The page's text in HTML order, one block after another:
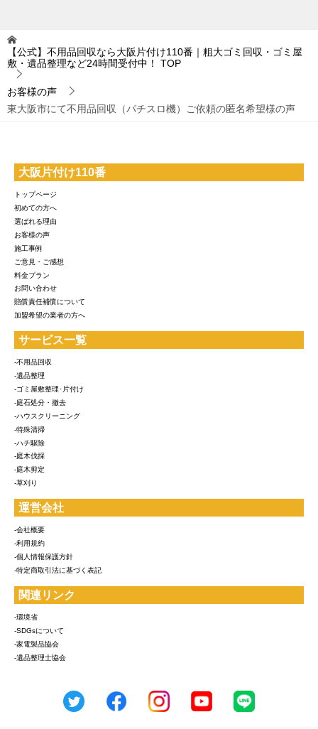
【公式】不用品回収なら大阪片付け110番｜粗大ゴミ回収・ゴミ屋
敷・遺品整理など24時間受付中！
TOP
お客様の声
東大阪市にて不用品回収（パチスロ機）ご依頼の匿名希望様の声
大阪片付け110番
トップページ
初めての方へ
選ばれる理由
お客様の声
施工事例
ご意見・ご感想
料金プラン
お問い合わせ
賠償責任補償について
加盟希望の業者の方へ
サービス一覧
-不用品回収
-遺品整理
-ゴミ屋敷整理･片付け
-庭石処分・撤去
-ハウスクリーニング
-特殊清掃
-ハチ駆除
-庭木伐採
-庭木剪定
-草刈り
運営会社
-会社概要
-利用規約
-個人情報保護方針
-特定商取引法に基づく表記
関連リンク
-環境省
-SDGsについて
-家電製品協会
-遺品整理士協会